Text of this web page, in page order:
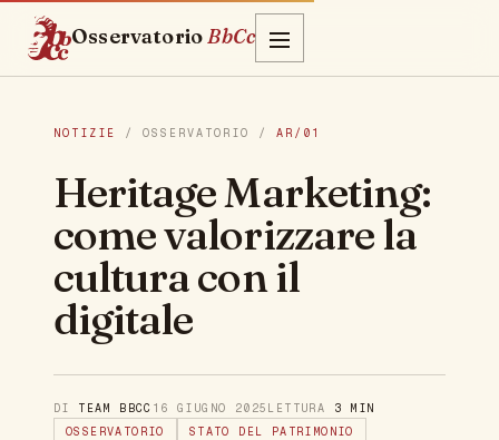
OsservatorioBbCc
NOTIZIE / OSSERVATORIO / AR/01
Heritage Marketing:
come valorizzare la
cultura con il
digitale
DI TEAM BBCC 16 GIUGNO 2025 LETTURA
3 MIN
OSSERVATORIO
STATO DEL PATRIMONIO